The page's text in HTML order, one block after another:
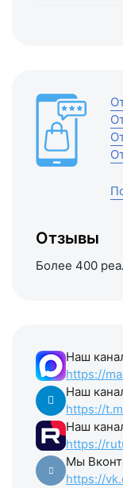
Отзывы
Более 400
Наш
https://
Наш
https://
Наш
https://
Мы
https://